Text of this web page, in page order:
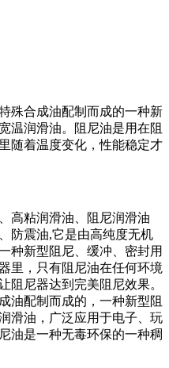
殊合成油配制而成的一种新
温润滑油。阻尼油是用在阻
随着温度变化，性能稳定才
粘润滑油、阻尼润滑油
防震油,它是由高纯度无机
种新型阻尼、缓冲、密封用
里，只有阻尼油在任何环境
阻尼器达到完美阻尼效果。
油配制而成的，一种新型阻
滑油，广泛应用于电子、玩
油是一种无毒环保的一种稠